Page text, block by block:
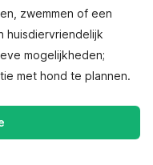
zwemmen of een
huisdiervriendelijk
mogelijkheden;
met hond te plannen.